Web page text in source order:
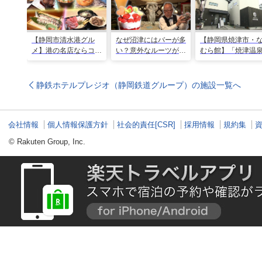
【静岡市清水港グル
メ】港の名店ならコ
り”港周辺の店5選
なぜ沼津にはバーが多
い？意外なルーツがわ
こと白鳥】
【静岡県焼津市・
むら館】「焼津温
泉商品で手がすべ
静鉄ホテルプレジオ（静岡鉄道グループ）の施設一覧へ
会社情報 個人情報保護方針 社会的責任[CSR] 採用情報 規約集
© Rakuten Group, Inc.